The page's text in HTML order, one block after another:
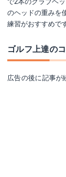
で2本のクラブヘ
のヘッドの重みを
練習がおすすめで
ゴルフ上達の
広告の後に記事が